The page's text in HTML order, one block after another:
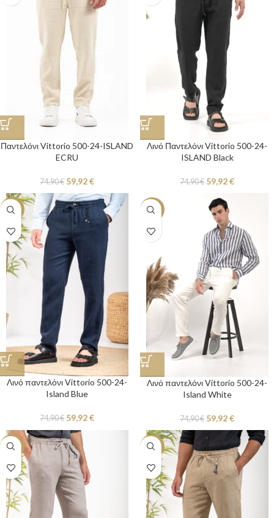
Παντελόνι Vittorio 500-24-ISLAND
ECRU
74,90€ 59,92€
Λινό Παντελόνι Vittorio 500-24-
ISLAND Black
74,90€ 59,92€
-20%
Λινό παντελόνι Vittorio 500-24-
Island Blue
74,90€ 59,92€
-20%
Λινό παντελόνι Vittorio 500-24-
Island White
74,90€ 59,92€
-20% -20%